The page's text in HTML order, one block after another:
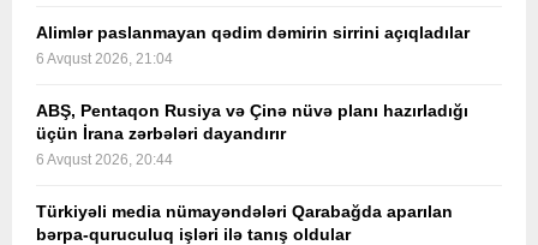
Alimlər paslanmayan qədim dəmirin sirrini açıqladılar
6 Avqust 2026, 21:04
ABŞ, Pentaqon Rusiya və Çinə nüvə planı hazırladığı
üçün İrana zərbələri dayandırır
6 Avqust 2026, 20:44
Türkiyəli media nümayəndələri Qarabağda aparılan
bərpa-quruculuq işləri ilə tanış oldular